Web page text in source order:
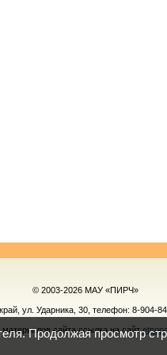
© 2003-2026 МАУ «ПИРЧ»
ул. Ударника, 30, телефон: 8-904-
сайта ссылка на сайт
Продолжая просмотр